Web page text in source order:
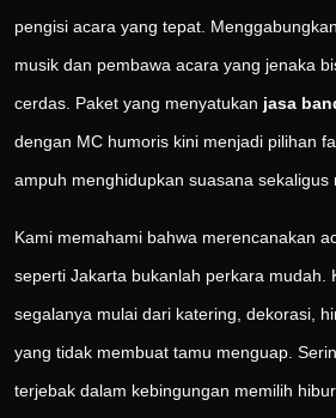
pengisi acara yang tepat.
musik dan pembawa acara yang jenaka
cerdas. Paket yang menyatukan jasa
dengan MC humoris kini menjadi pilihan
ampuh menghidupkan suasana sekaligus
Kami memahami bahwa merencanakan
seperti Jakarta bukanlah perkara mudah.
segalanya mulai dari katering, dekorasi,
yang tidak membuat tamu menguap.
terjebak dalam kebingungan memilih